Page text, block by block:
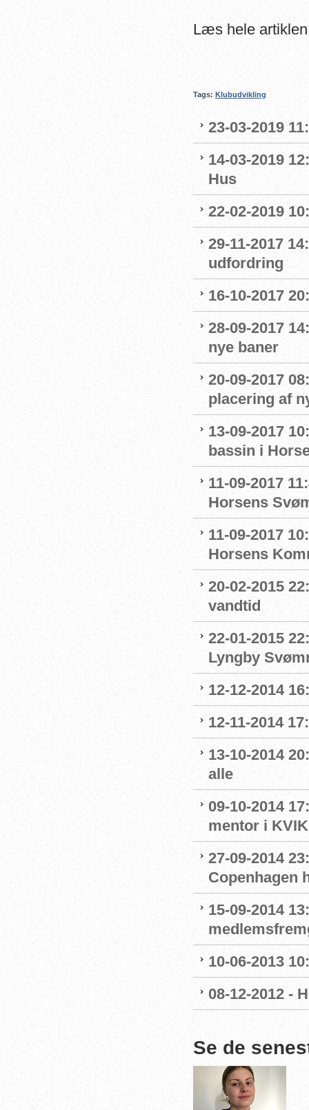
Læs hele
Tags: Klubudvikling
23-03-2019
14-03-2019
Hus
22-02-2019
29-11-2017
udfordring
16-10-2017
28-09-2017
nye baner
20-09-2017
placering af
13-09-2017
bassin i
11-09-2017
Horsens
11-09-2017
Horsens
20-02-2015
vandtid
22-01-2015
Lyngby
12-12-2014
12-11-2014
13-10-2014
alle
09-10-2014
mentor i
27-09-2014
Copenhagen
15-09-2014
10-06-2013
08-12-2012 -
Se de